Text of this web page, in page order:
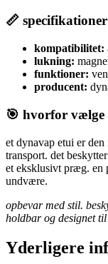
📏 specifikationer
kompatibilitet:
lukning:
funktioner:
producent:
🎯 hvorfor vælge
et dynavap etui er
transport. det
et eksklusivt præg. en
undvære.
opbevar med stil.
holdbar og designet
Yderligere